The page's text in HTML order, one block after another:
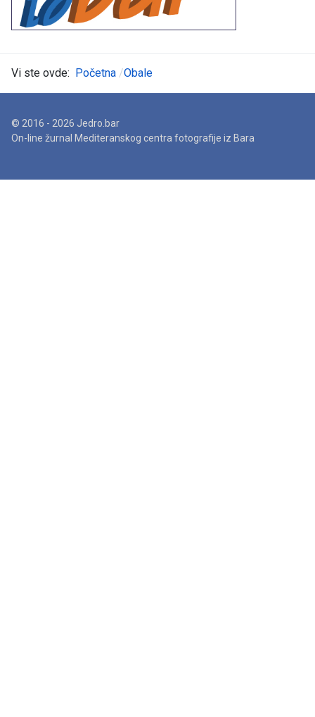
Vi ste ovde: Početna Obale
© 2016 - 2026 Jedro.bar
On-line žurnal Mediteranskog centra fotografije iz Bara